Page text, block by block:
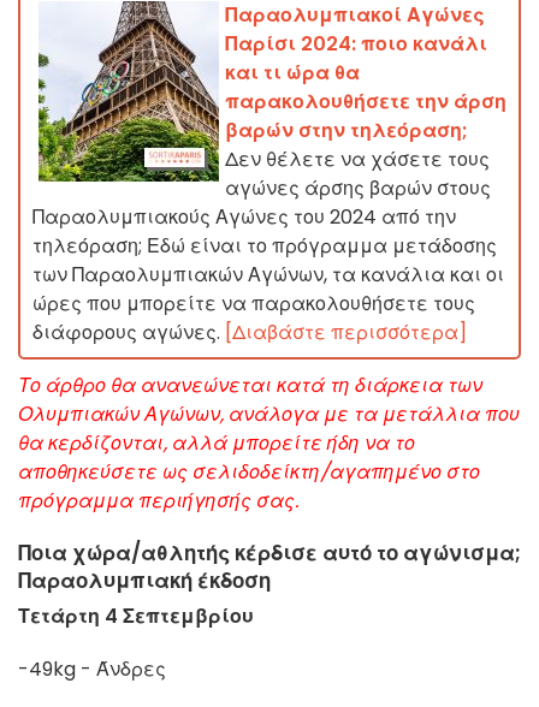
Παραολυμπιακοί Αγώνες
Παρίσι 2024: ποιο κανάλι
και τι ώρα θα
παρακολουθήσετε την άρση
βαρών στην τηλεόραση;
Δεν θέλετε να χάσετε τους
αγώνες άρσης βαρών στους
Παραολυμπιακούς Αγώνες του 2024 από την
τηλεόραση; Εδώ είναι το πρόγραμμα μετάδοσης
των Παραολυμπιακών Αγώνων, τα κανάλια και οι
ώρες που μπορείτε να παρακολουθήσετε τους
διάφορους αγώνες. [Διαβάστε περισσότερα]
Το άρθρο θα ανανεώνεται κατά τη διάρκεια των
Ολυμπιακών Αγώνων, ανάλογα με τα μετάλλια που
θα κερδίζονται, αλλά μπορείτε ήδη να το
αποθηκεύσετε ως σελιδοδείκτη/αγαπημένο στο
πρόγραμμα περιήγησής σας.
Ποια χώρα/αθλητής κέρδισε αυτό το αγώνισμα;
Παραολυμπιακή έκδοση
Τετάρτη 4 Σεπτεμβρίου
-49kg - Άνδρες